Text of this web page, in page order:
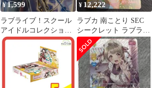
¥1,599
ラブライブ！スクール
アイドルコレクション
南ことり PR 3枚セッ
¥ 12,222
ラブカ 南ことり SEC
シークレット ラブライ
ブカードゲーム